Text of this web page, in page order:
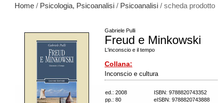
Home / Psicologia, Psicoanalisi / Psicoanalisi / scheda prodotto
Gabriele Pulli
Freud e Minkowski
L'inconscio e il tempo
Collana:
Inconscio e cultura
ed.: 2008
ISBN: 9788820743352
pp.: 80
eISBN: 9788820743888